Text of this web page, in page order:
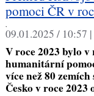
pomoci ČR v
,
09.01.2025 / 10:57 |
V roce 2023 bylo
humanitární
více než 80
Česko v roce